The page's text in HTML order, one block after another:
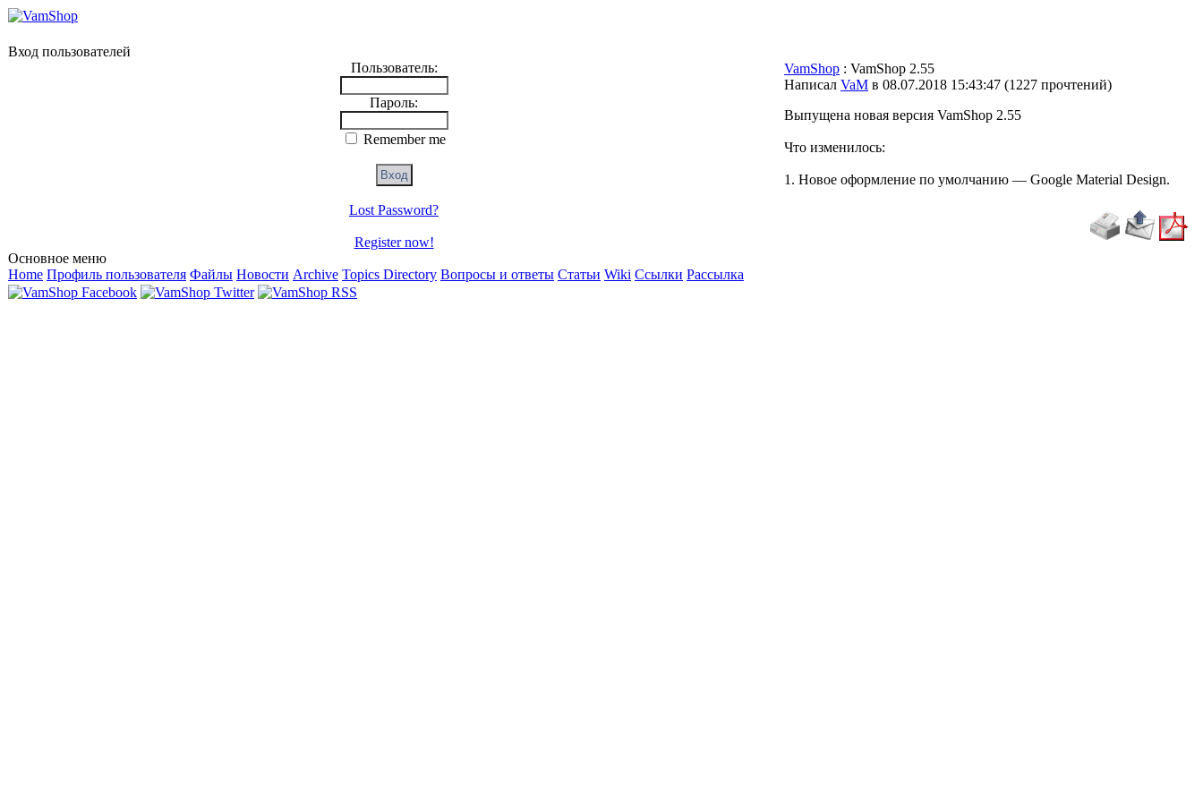
Вход пользователей
Пользователь:
Пароль:
Remember me
Lost Password?
Register now!
Основное меню
Home Профиль пользователя Файлы Новости Archive Topics Directory Вопросы и ответы Статьи Wiki Ссылки Рассылка
VamShop : VamShop 2.55
Написал VaM в 08.07.2018 15:43:47 (1227 прочтений)
Выпущена новая версия VamShop 2.55
Что изменилось:
1. Новое оформление по умолчанию — Google Material Design.